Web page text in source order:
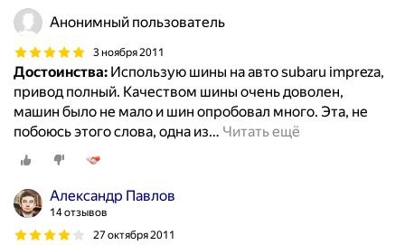
Анонимный пользователь
3 ноября 2011
Достоинства: Использую шины на авто subaru impreza,
привод полный. Качеством шины очень доволен,
машин было не мало и шин опробовал много. Эта, не
побоюсь этого слова, одна из… Читать ещё
Александр Павлов
14 отзывов
27 октября 2011